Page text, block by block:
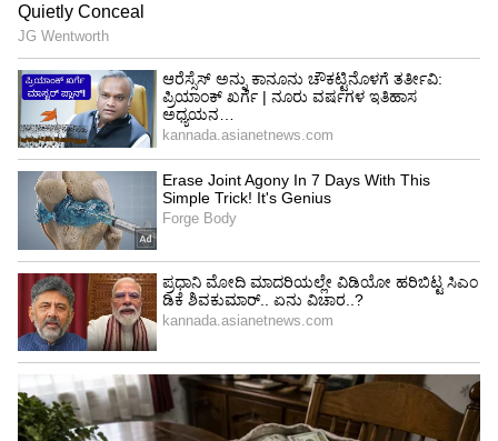
3
5
Image Credit : Anitha Radhakrishnan/Facebook
ಸ್ಟಾಲಿನ್ ಮತ್ತೆ ಸಿಎಂ ಆಗುತ್ತಾರೆ
ರಾಧಾಕೃಷ್ಣನ್ ಅವರು ತಮ್ಮ ನಾಯಕ ಸ್ಟಾಲಿನ್ ಅವರನ್ನು
ಬಲವಾಗಿ ಸಮರ್ಥಿಸಿಕೊಂಡು, ನಮ್ಮ ತಲೈವರ್ ಸ್ಟಾಲಿನ್
ತಿರುಚಿಯಲ್ಲಿ ಸ್ಪರ್ಧಿಸಬೇಕು ಎಂದು ನಾವು ಬಯಸುತ್ತೇವೆ.
ಕೊಳತ್ತೂರು ಕ್ಷೇತ್ರವನ್ನು ಅವರು ಸಿಂಗಾಪುರದಂತೆ